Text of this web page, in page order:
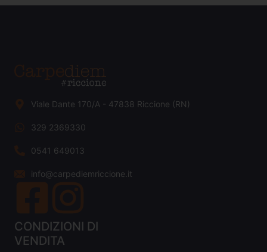
Viale Dante 170/A - 47838 Riccione (RN)
329 2369330
0541 649013
info@carpediemriccione.it
CONDIZIONI DI
VENDITA